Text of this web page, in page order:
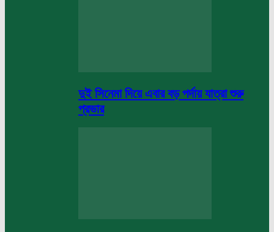
দুই সিনেমা দিয়ে এবার বড় পর্দায় যাত্রা শুরু
প্রভার